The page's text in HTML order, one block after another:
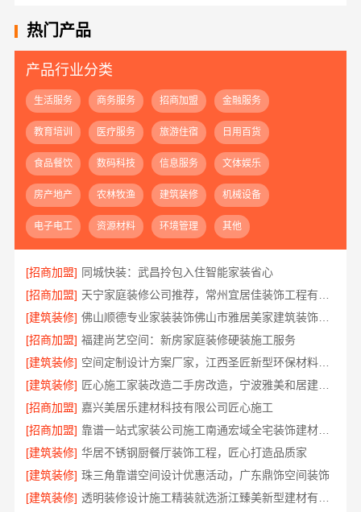
热门产品
产品行业分类
生活服务 商务服务 招商加盟 金融服务
教育培训 医疗服务 旅游住宿 日用百货
食品餐饮 数码科技 信息服务 文体娱乐
房产地产 农林牧渔 建筑装修 机械设备
电子电工 资源材料 环境管理 其他
[招商加盟] 同城快装：武昌拎包入住智能家装省心
[招商加盟]
[建筑装修]
佛山顺德专业家装装饰佛山市雅居美家建筑装饰工程有限公司
[招商加盟] 福建尚艺空间：新房家庭装修硬装施工服务
[建筑装修]
空间定制设计方案厂家，江西圣匠新型环保材料有限公司，个性化全屋整装
[建筑装修]
匠心施工家装改造二手房改造，宁波雅美和居建材科技有限公司
[招商加盟] 嘉兴美居乐建材科技有限公司匠心施工
[招商加盟]
靠谱一站式家装公司施工南通宏域全宅装饰建材有限公司
[建筑装修] 华居不锈钢厨餐厅装饰工程，匠心打造品质家
[建筑装修] 珠三角靠谱空间设计优惠活动，广东鼎饰空间装饰
[建筑装修]